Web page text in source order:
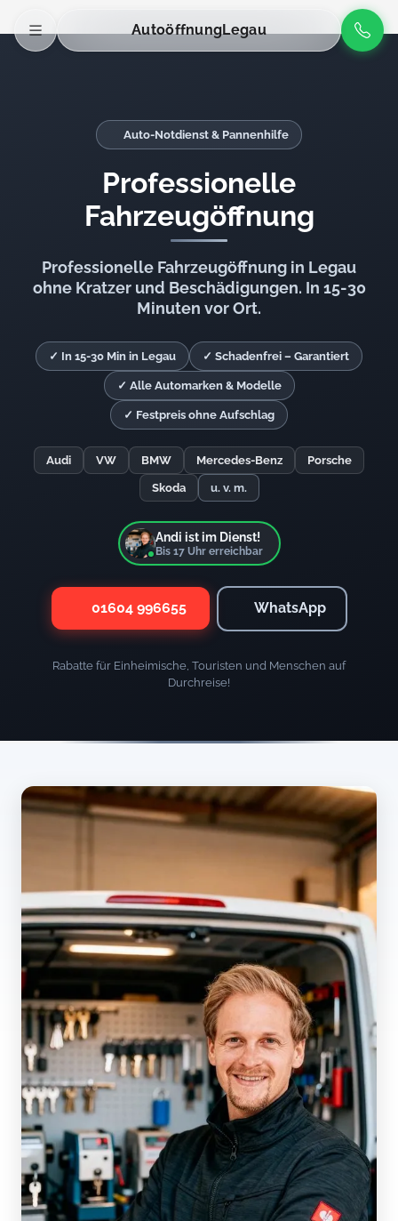
AutoöffnungLegau
Auto-Notdienst & Pannenhilfe
Professionelle
Fahrzeugöffnung
Professionelle Fahrzeugöffnung in Legau
ohne Kratzer und Beschädigungen. In 15-30
Minuten vor Ort.
✓ In 15-30 Min in Legau ✓ Schadenfrei – Garantiert
✓ Alle Automarken & Modelle
✓ Festpreis ohne Aufschlag
Audi VW BMW Mercedes-Benz Porsche
Skoda u. v. m.
Andi ist im Dienst!
Bis 17Uhr erreichbar
01604 996655 WhatsApp
Rabatte für Einheimische, Touristen und Menschen auf
Durchreise!